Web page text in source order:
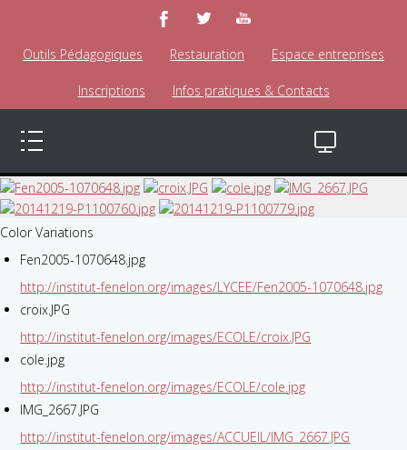
Outils Pédagogiques Restauration Espace entreprises
Inscriptions Infos pratiques & Contacts
Color Variations
Fen2005-1070648.jpg
http://institut-fenelon.org/images/LYCEE/Fen2005-1070648.jpg
croix.JPG
http://institut-fenelon.org/images/ECOLE/croix.JPG
cole.jpg
http://institut-fenelon.org/images/ECOLE/cole.jpg
IMG_2667.JPG
http://institut-fenelon.org/images/ACCUEIL/IMG_2667.JPG